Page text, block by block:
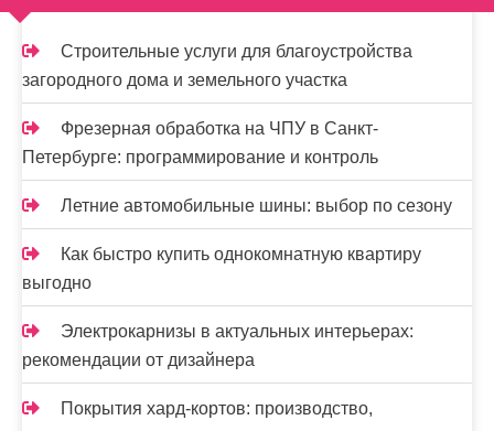
Строительные услуги для благоустройства
загородного дома и земельного участка
Фрезерная обработка на ЧПУ в Санкт-
Петербурге: программирование и контроль
Летние автомобильные шины: выбор по сезону
Как быстро купить однокомнатную квартиру
выгодно
Электрокарнизы в актуальных интерьерах:
рекомендации от дизайнера
Покрытия хард-кортов: производство,